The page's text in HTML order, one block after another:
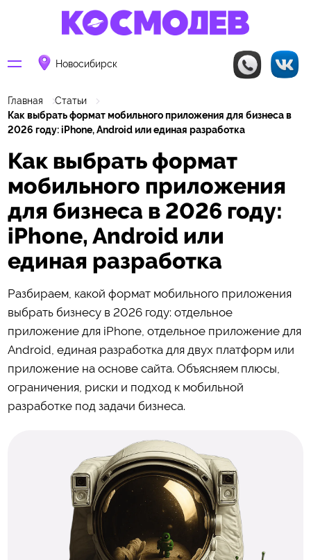
Новосибирск
Главная
Статьи
Как выбрать формат мобильного приложения для бизнеса в
2026 году: iPhone, Android или единая разработка
Как выбрать формат
мобильного приложения
для бизнеса в 2026 году:
iPhone, Android или
единая разработка
Разбираем, какой формат мобильного приложения
выбрать бизнесу в 2026 году: отдельное
приложение для iPhone, отдельное приложение для
Android, единая разработка для двух платформ или
приложение на основе сайта. Объясняем плюсы,
ограничения, риски и подход к мобильной
разработке под задачи бизнеса.